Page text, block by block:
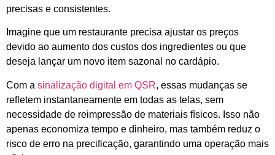
precisas e consistentes.
Imagine que um restaurante precisa ajustar os preços
devido ao aumento dos custos dos ingredientes ou que
deseja lançar um novo item sazonal no cardápio.
Com a sinalização digital em QSR, essas mudanças se
refletem instantaneamente em todas as telas, sem
necessidade de reimpressão de materiais físicos. Isso não
apenas economiza tempo e dinheiro, mas também reduz o
risco de erro na precificação, garantindo uma operação mais